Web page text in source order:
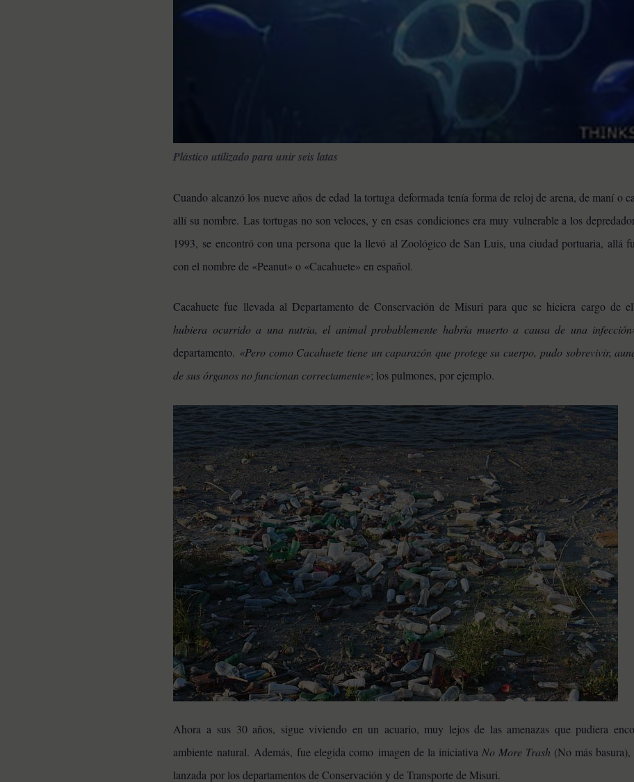
Plástico utilizado para unir seis latas
Cuando alcanzó los nueve años de edad la tortuga deformada tenía forma de reloj de arena, de maní o
allí su nombre. Las tortugas no son veloces, y en esas condiciones era muy vulnerable a los
1993, se encontró con una persona que la llevó al Zoológico de San Luis, una ciudad portuaria, allá
con el nombre de «Peanut» o «Cacahuete» en español.
Cacahuete fue llevada al Departamento de Conservación de Misuri para que se hiciera cargo de
hubiera ocurrido a una nutria, el animal probablemente habría muerto a causa de una
departamento. «Pero como Cacahuete tiene un caparazón que protege su cuerpo, pudo sobrevivir,
de sus órganos no funcionan correctamente»; los pulmones, por ejemplo.
Ahora a sus 30 años, sigue viviendo en un acuario, muy lejos de las amenazas que pudiera
ambiente natural. Además, fue elegida como imagen de la iniciativa No More Trash (No más
lanzada por los departamentos de Conservación y de Transporte de Misuri.